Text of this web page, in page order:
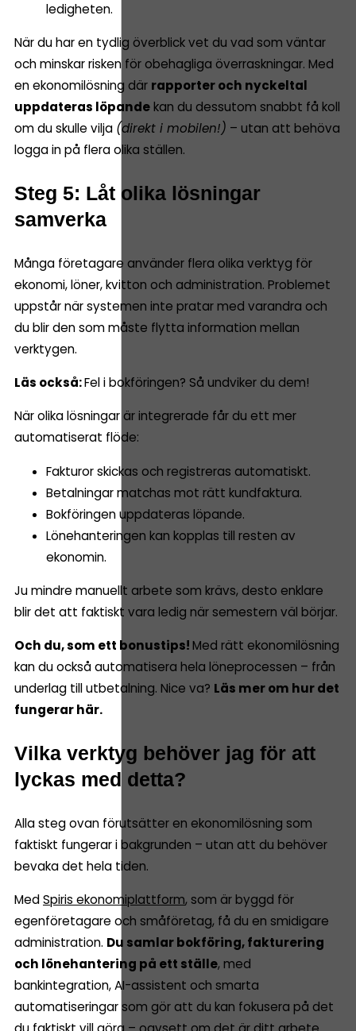
ledigheten.
När du har en tydlig överblick vet du vad som väntar
och minskar risken för obehagliga överraskningar. Med
en ekonomilösning där rapporter och nyckeltal
uppdateras löpandekan du dessutom snabbt få koll
om du skulle vilja (direkt i mobilen!) – utan att behöva
logga in på flera olika ställen.
Steg 5: Låt olika lösningar
samverka
Många företagare använder flera olika verktyg för
ekonomi, löner, kvitton och administration. Problemet
uppstår när systemen inte pratar med varandra och
du blir den som måste flytta information mellan
verktygen.
Läs också:Fel i bokföringen? Så undviker du dem!
När olika lösningar är integrerade får du ett mer
automatiserat flöde:
Fakturor skickas och registreras automatiskt.
Betalningar matchas mot rätt kundfaktura.
Bokföringen uppdateras löpande.
Lönehanteringen kan kopplas till resten av
ekonomin.
Ju mindre manuellt arbete som krävs, desto enklare
blir det att faktiskt vara ledig när semestern väl börjar.
Och du, som ett bonustips!Med rätt ekonomilösning
kan du också automatisera hela löneprocessen – från
underlag till utbetalning. Nice va? Läs mer om hur det
fungerar här.
Vilka verktyg behöver jag för att
lyckas med detta?
Alla steg ovan förutsätter en ekonomilösning som
faktiskt fungerar i bakgrunden – utan att du behöver
bevaka det hela tiden.
MedSpiris ekonomiplattform, som är byggd för
egenföretagare och småföretag, få du en smidigare
administration. Du samlar bokföring, fakturering
och lönehantering på ett ställe, med
bankintegration, AI-assistent och smarta
automatiseringar som gör att du kan fokusera på det